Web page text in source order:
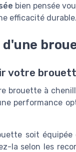
bien pensée
efficacité durable.
votre
brouette à
performance
soit équipée
la selon les